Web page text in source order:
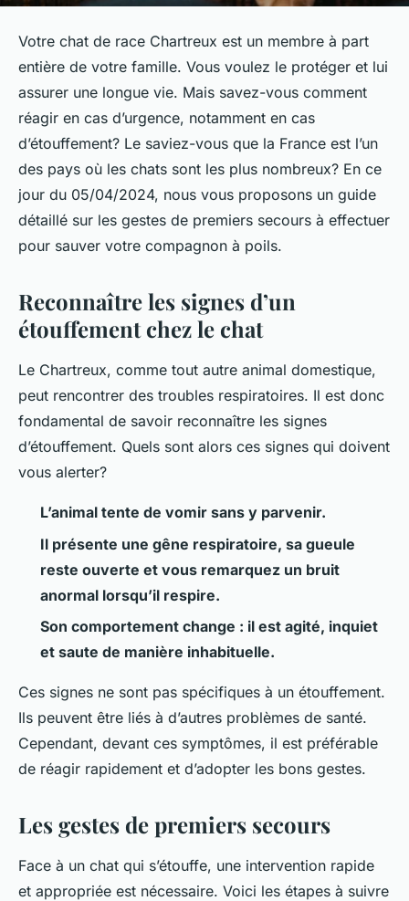
Votre chat de race Chartreux est un membre à part
entière de votre famille. Vous voulez le protéger et lui
assurer une longue vie. Mais savez-vous comment
réagir en cas d’urgence, notamment en cas
d’étouffement? Le saviez-vous que la France est l’un
des pays où les chats sont les plus nombreux? En ce
jour du 05/04/2024, nous vous proposons un guide
détaillé sur les gestes de premiers secours à effectuer
pour sauver votre compagnon à poils.
Reconnaître les signes d’un
étouffement chez le chat
Le Chartreux, comme tout autre animal domestique,
peut rencontrer des troubles respiratoires. Il est donc
fondamental de savoir reconnaître les signes
d’étouffement. Quels sont alors ces signes qui doivent
vous alerter?
L’animal tente de vomir sans y parvenir.
Il présente une gêne respiratoire, sa gueule
reste ouverte et vous remarquez un bruit
anormal lorsqu’il respire.
Son comportement change : il est agité, inquiet
et saute de manière inhabituelle.
Ces signes ne sont pas spécifiques à un étouffement.
Ils peuvent être liés à d’autres problèmes de santé.
Cependant, devant ces symptômes, il est préférable
de réagir rapidement et d’adopter les bons gestes.
Les gestes de premiers secours
Face à un chat qui s’étouffe, une intervention rapide
et appropriée est nécessaire. Voici les étapes à suivre